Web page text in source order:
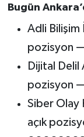
Bugün
Adli Bilişim
pozisyon
Dijital Delil
pozisyon
Siber Olay
açık